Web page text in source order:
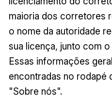
maioria dos corretores
o nome da autoridade
sua licença, junto com
Essas informações
encontradas no rodapé
"Sobre nós".